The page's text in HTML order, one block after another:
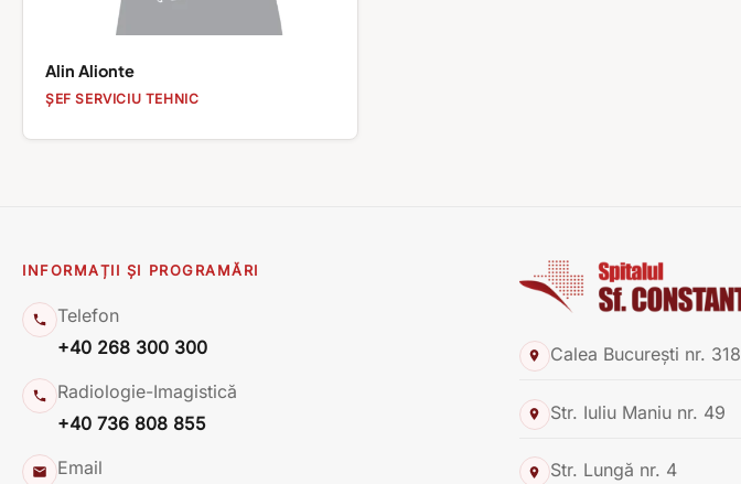
Alin Alionte
ȘEF SERVICIU TEHNIC
INFORMAȚII ȘI PROGRAMĂRI
Telefon
+40 268 300 300
Radiologie-Imagistică
+40 736 808 855
Email
Calea București nr. 318
Str. Iuliu Maniu nr. 49
Str. Lungă nr. 4